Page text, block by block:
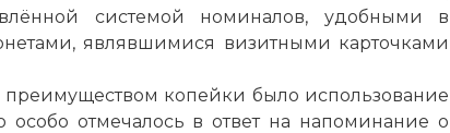
системой номиналов, удобными в
являвшимися визитными карточками
копейки было использование
особо отмечалось в ответ на напоминание о